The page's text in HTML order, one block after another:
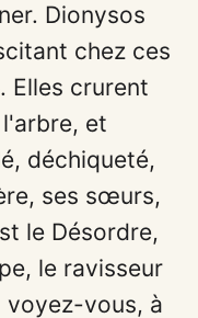
Dionysos
chez ces
Elles crurent
et
déchiqueté,
ses sœurs,
le Désordre,
le ravisseur
voyez-vous, à